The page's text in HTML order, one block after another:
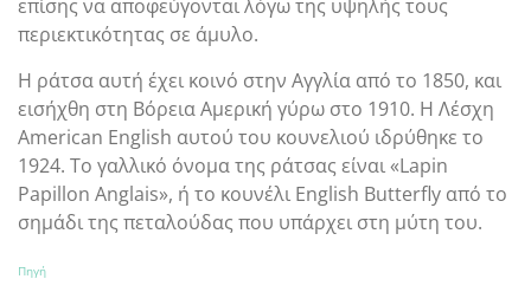
επίσης να αποφεύγονται λόγω της υψηλής τους
περιεκτικότητας σε άμυλο.
Η ράτσα αυτή έχει κοινό στην Αγγλία από το 1850, και
εισήχθη στη Βόρεια Αμερική γύρω στο 1910. Η Λέσχη
American English αυτού του κουνελιού ιδρύθηκε το
1924. Το γαλλικό όνομα της ράτσας είναι «Lapin
Papillon Anglais», ή το κουνέλι English Butterfly από το
σημάδι της πεταλούδας που υπάρχει στη μύτη του.
Πηγή